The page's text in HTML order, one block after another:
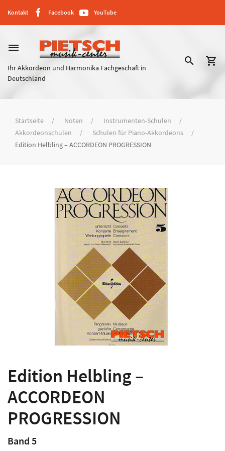
Kontakt Facebook YouTube
dehaze
Ihr Akkordeon und Harmonika Fachgeschäft in
Deutschland
search shopping_cart
Startseite Noten
Instrumenten-Schulen
Akkordeonschulen
Schulen für Piano-Akkordeons
Edition Helbling – ACCORDEON PROGRESSION
Edition Helbling –
ACCORDEON
PROGRESSION
Band 5